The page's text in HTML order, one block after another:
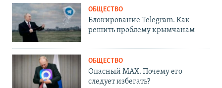
ОБЩЕСТВО
Блокирование Telegram. Как
решить проблему крымчанам
ОБЩЕСТВО
Опасный MAX. Почему его
следует избегать?